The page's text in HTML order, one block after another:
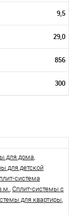
9,5
29,0
856
300
для дома,
для детской
система
, Сплит-системы с
для квартиры,